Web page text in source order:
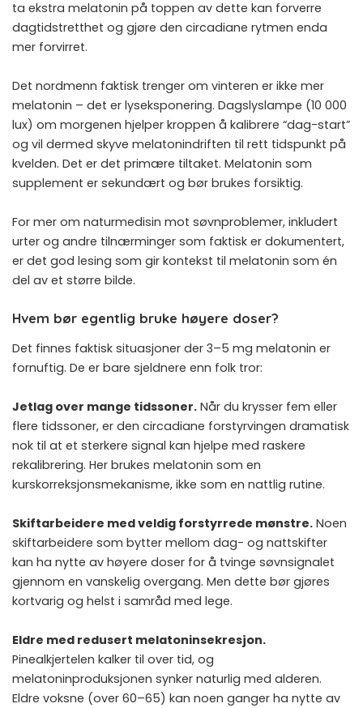
ta ekstra melatonin på toppen av dette kan forverre
dagtidstretthet og gjøre den circadiane rytmen enda
mer forvirret.
Det nordmenn faktisk trenger om vinteren er ikke mer
melatonin – det er lyseksponering. Dagslyslampe (10 000
lux) om morgenen hjelper kroppen å kalibrere “dag-start”
og vil dermed skyve melatonindriften til rett tidspunkt på
kvelden. Det er det primære tiltaket. Melatonin som
supplement er sekundært og bør brukes forsiktig.
For mer om naturmedisin mot søvnproblemer, inkludert
urter og andre tilnærminger som faktisk er dokumentert,
er det god lesing som gir kontekst til melatonin som én
del av et større bilde.
Hvem bør egentlig bruke høyere doser?
Det finnes faktisk situasjoner der 3–5 mg melatonin er
fornuftig. De er bare sjeldnere enn folk tror:
Jetlag over mange tidssoner. Når du krysser fem eller
flere tidssoner, er den circadiane forstyrvingen dramatisk
nok til at et sterkere signal kan hjelpe med raskere
rekalibrering. Her brukes melatonin som en
kurskorreksjonsmekanisme, ikke som en nattlig rutine.
Skiftarbeidere med veldig forstyrrede mønstre. Noen
skiftarbeidere som bytter mellom dag- og nattskifter
kan ha nytte av høyere doser for å tvinge søvnsignalet
gjennom en vanskelig overgang. Men dette bør gjøres
kortvarig og helst i samråd med lege.
Eldre med redusert melatoninsekresjon.
Pinealkjertelen kalker til over tid, og
melatoninproduksjonen synker naturlig med alderen.
Eldre voksne (over 60–65) kan noen ganger ha nytte av